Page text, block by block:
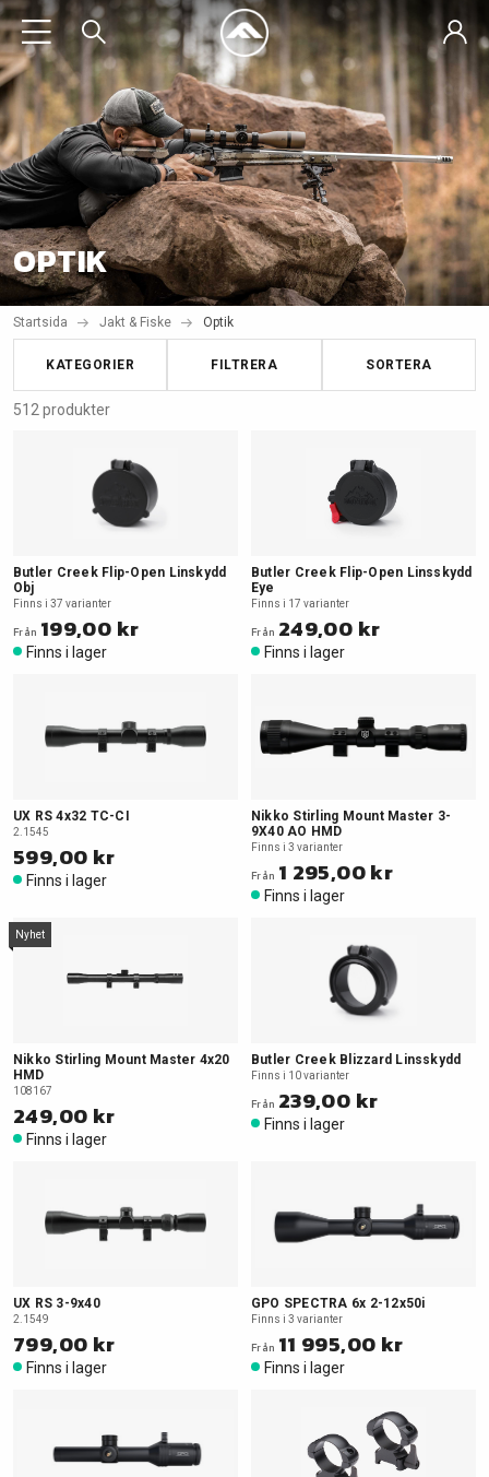
OPTIK
Startsida Jakt & Fiske Optik
KATEGORIER FILTRERA SORTERA
512 produkter
Butler Creek Flip-Open Linskydd
Obj
Finns i 37 varianter
Från 199,00 kr
Finns i lager
Butler Creek Flip-Open Linsskydd
Eye
Finns i 17 varianter
Från 249,00 kr
Finns i lager
UX RS 4x32 TC-CI
2.1545
599,00 kr
Finns i lager
Nikko Stirling Mount Master 3-
9X40 AO HMD
Finns i 3 varianter
Från 1 295,00 kr
Finns i lager
Nyhet
Nikko Stirling Mount Master 4x20
HMD
108167
249,00 kr
Finns i lager
Butler Creek Blizzard Linsskydd
Finns i 10 varianter
Från 239,00 kr
Finns i lager
UX RS 3-9x40
2.1549
799,00 kr
Finns i lager
GPO SPECTRA 6x 2-12x50i
Finns i 3 varianter
Från 11 995,00 kr
Finns i lager